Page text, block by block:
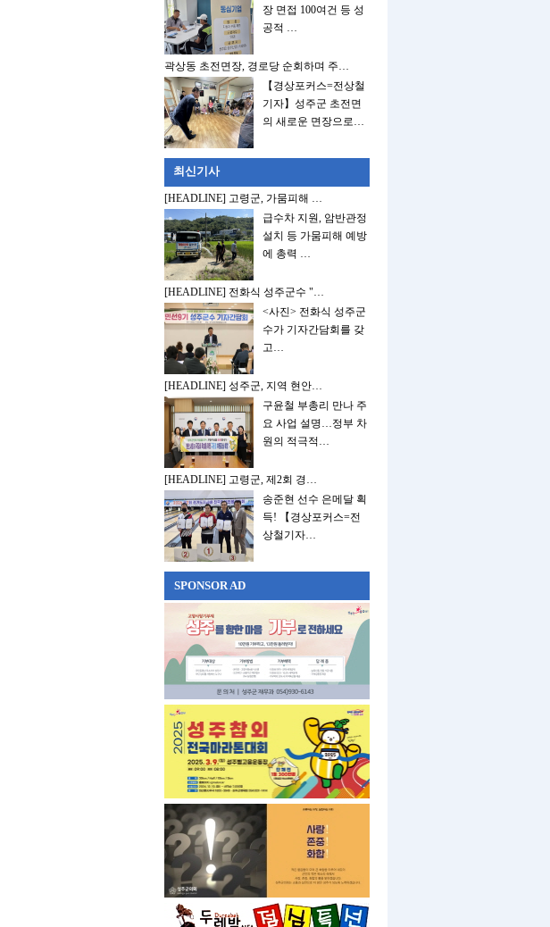
장 면접 100여건 등 성
공적 …
곽상동 초전면장, 경로당 순회하며 주…
【경상포커스=전상철
기자】성주군 초전면
의 새로운 면장으로…
최신기사
[HEADLINE] 고령군, 가뭄피해 …
급수차 지원, 암반관정
설치 등 가뭄피해 예방
에 총력 …
[HEADLINE] 전화식 성주군수 "…
<사진> 전화식 성주군
수가 기자간담회를 갖
고…
[HEADLINE] 성주군, 지역 현안…
구윤철 부총리 만나 주
요 사업 설명…정부 차
원의 적극적…
[HEADLINE] 고령군, 제2회 경…
송준현 선수 은메달 획
득! 【경상포커스=전
상철기자…
SPONSOR AD